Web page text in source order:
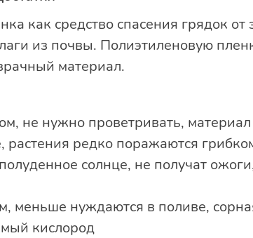
как средство спасения грядок
из почвы. Полиэтиленовую
материал.
не нужно проветривать,
растения редко поражаются
солнце, не получат
меньше нуждаются в поливе,
кислород